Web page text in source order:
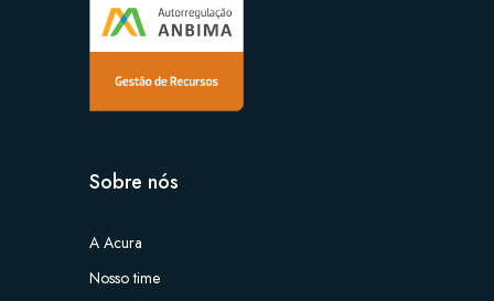
Sobre nós
A Acura
Nosso time